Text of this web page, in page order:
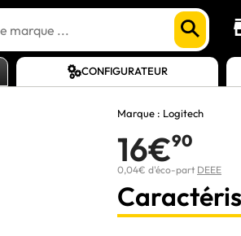
CONFIGURATEUR
Marque : Logitech
16€90
0,04€ d'éco-part DEEE